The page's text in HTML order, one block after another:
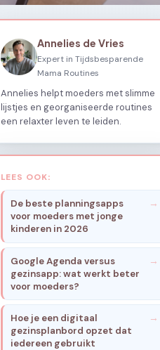
Annelies de Vries
Expert in Tijdsbesparende
Mama Routines
Annelies helpt moeders met slimme
lijstjes en georganiseerde routines
een relaxter leven te leiden.
LEES OOK:
De beste planningsapps
voor moeders met jonge
kinderen in 2026
Google Agenda versus
gezinsapp: wat werkt beter
voor moeders?
Hoe je een digitaal
gezinsplanbord opzet dat
iedereen gebruikt